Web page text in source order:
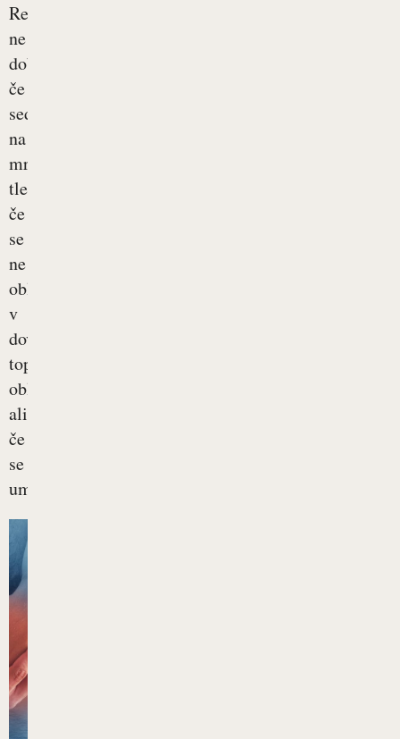
Revme
ne
dobimo,
če
sedimo
na
mrzlih
tleh,
če
se
ne
oblačimo
v
dovolj
topla
oblačila
ali
če
se
umivamo...